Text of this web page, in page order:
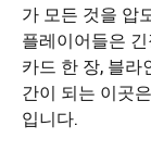
가 모든 것을 압
플레이어들은
카드 한 장, 블라
간이 되는 이곳
입니다.